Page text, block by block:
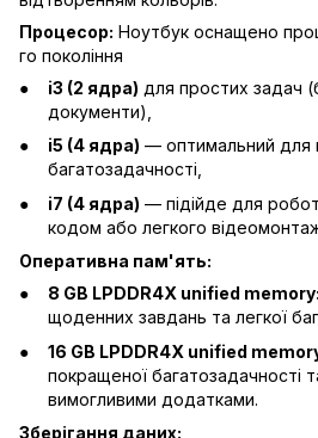
Процесор: Ноутбук оснащено
го покоління
i3 (2 ядра) для простих задач
документи),
i5 (4 ядра) — оптимальний для
багатозадачності,
i7 (4 ядра) — підійде для
кодом або легкого
Оперативна пам'ять:
8 GB LPDDR4X unified memory:
щоденних завдань та легкої
16 GB LPDDR4X unified
покращеної багатозадачності
вимогливими додатками.
Зберігання даних: